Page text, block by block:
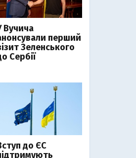
Вучича
перший
Зеленського
Сербії
до ЄС